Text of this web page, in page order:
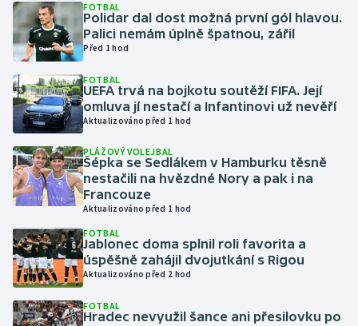
Gymnastika
Házená
Jezdectví
Judo
Krasobruslení
Lyže a snowboard
Moderní pětiboj
FOTBAL
Polidar dal dost možná první gól hlavou.
Palici nemám úplně špatnou, zářil
Před 1 hod
FOTBAL
UEFA trvá na bojkotu soutěží FIFA. Její
omluva jí nestačí a Infantinovi už nevěří
Aktualizováno před 1 hod
PLÁŽOVÝ VOLEJBAL
Šépka se Sedlákem v Hamburku těsně
nestačili na hvězdné Nory a pak i na
Francouze
Aktualizováno před 1 hod
FOTBAL
Jablonec doma splnil roli favorita a
úspěšně zahájil dvojutkání s Rigou
Aktualizováno před 2 hod
FOTBAL
Hradec nevyužil šance ani přesilovku po